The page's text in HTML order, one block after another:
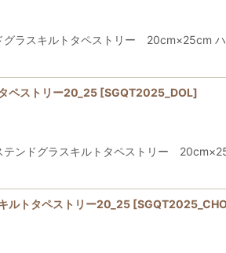
ラスキルトタペストリー 20cm×25cm
ペストリー20_25 [SGQT2025_DOL]
ンドグラスキルトタペストリー
ルトタペストリー20_25 [